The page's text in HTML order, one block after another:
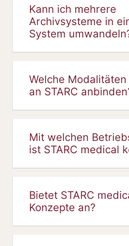
Kann ich mehrere
Archivsysteme in
System
Welche
an STARC
Mit welchen
ist STARC medical
Bietet STARC
Konzepte an?